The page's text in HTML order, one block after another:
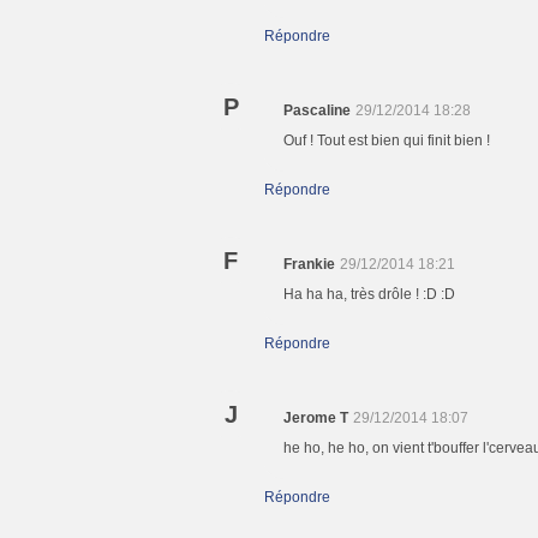
Répondre
P Pascaline 29/12/2014 18:28
Ouf ! Tout est bien qui finit bien !
Répondre
F Frankie 29/12/2014 18:21
Ha ha ha, très drôle ! :D :D
Répondre
J Jerome T 29/12/2014 18:07
he ho, he ho, on vient t'bouffer
Répondre